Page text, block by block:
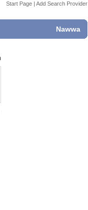
Start Page | Add Search Provider
Nawwa